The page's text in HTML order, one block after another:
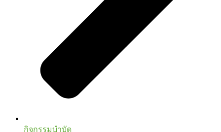
กิจกรรมบำบัด